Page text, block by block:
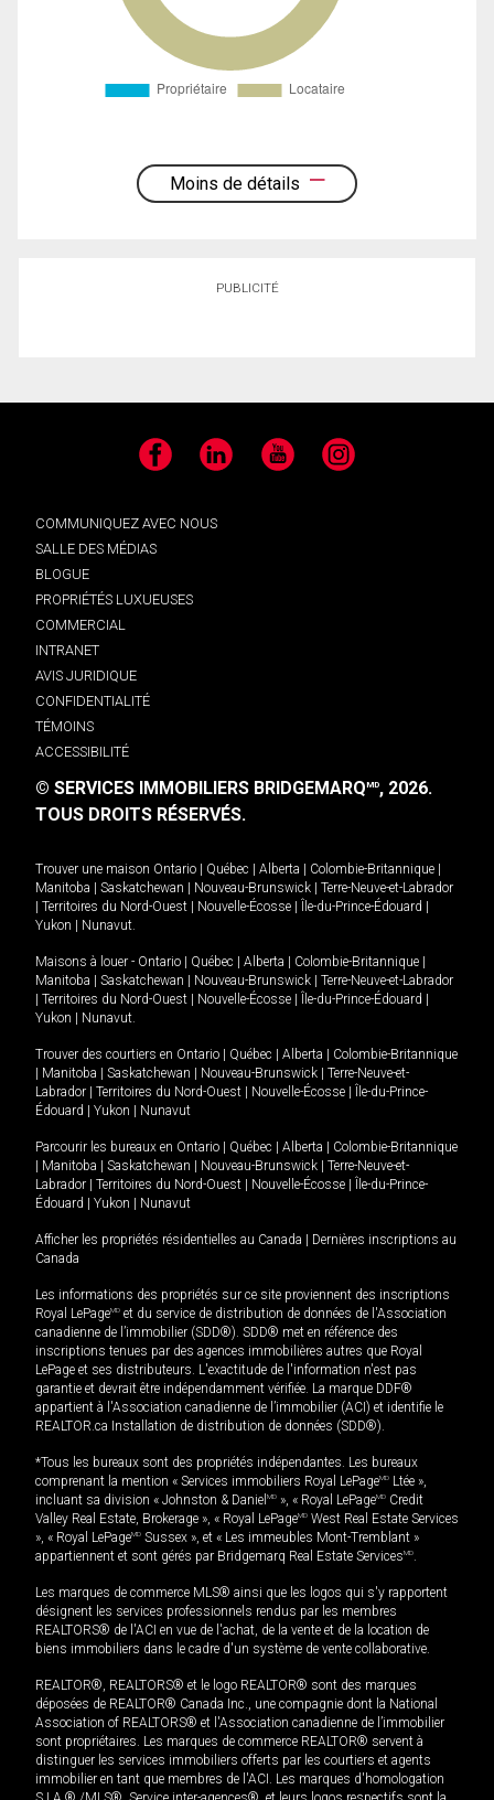
Moins de détails
PUBLICITÉ
Facebook LinkedIn YouTube Instagram
COMMUNIQUEZ AVEC NOUS
SALLE DES MÉDIAS
BLOGUE
PROPRIÉTÉS LUXUEUSES
COMMERCIAL
INTRANET
AVIS JURIDIQUE
CONFIDENTIALITÉ
TÉMOINS
ACCESSIBILITÉ
© SERVICES IMMOBILIERS BRIDGEMARQMD, 2026.
TOUS DROITS RÉSERVÉS.
Trouver une maison Ontario Québec Alberta Colombie-Britannique
Manitoba
Saskatchewan Nouveau-Brunswick
Terre-Neuve-et-Labrador
Territoires du Nord-Ouest Nouvelle-Écosse Île-du-Prince-Édouard
Yukon
Nunavut.
Maisons à louer - Ontario Québec Alberta Colombie-Britannique
Manitoba
Saskatchewan Nouveau-Brunswick
Terre-Neuve-et-Labrador
Territoires du Nord-Ouest Nouvelle-Écosse Île-du-Prince-Édouard
Yukon
Nunavut.
Trouver des courtiers en Ontario Québec Alberta
Colombie-Britannique
Manitoba Saskatchewan Nouveau-Brunswick
Terre-Neuve-et-
Labrador
Territoires du Nord-Ouest Nouvelle-Écosse
Île-du-Prince-
Édouard
Yukon Nunavut
Parcourir les bureaux en Ontario Québec Alberta
Colombie-Britannique
Manitoba Saskatchewan Nouveau-Brunswick
Terre-Neuve-et-
Labrador
Territoires du Nord-Ouest Nouvelle-Écosse
Île-du-Prince-
Édouard
Yukon Nunavut
Afficher les propriétés résidentielles au Canada
Dernières inscriptions au
Canada
Les informations des propriétés sur ce site proviennent des inscriptions
Royal LePageMD et du service de distribution de données de l'Association
canadienne de l’immobilier (SDD®). SDD® met en référence des
inscriptions tenues par des agences immobilières autres que Royal
LePage et ses distributeurs. L'exactitude de l'information n'est pas
garantie et devrait être indépendamment vérifiée. La marque DDF®
appartient à l'Association canadienne de l’immobilier (ACI) et identifie le
REALTOR.ca Installation de distribution de données (SDD®).
*Tous les bureaux sont des propriétés indépendantes. Les bureaux
comprenant la mention « Services immobiliers Royal LePageMD Ltée »,
incluant sa division « Johnston & Daniel MD », « Royal LePageMD Credit
Valley Real Estate, Brokerage », « Royal LePageMD West Real Estate Services
», « Royal LePageMD Sussex », et « Les immeubles Mont-Tremblant »
appartiennent et sont gérés par Bridgemarq Real Estate ServicesMD.
Les marques de commerce MLS® ainsi que les logos qui s'y rapportent
désignent les services professionnels rendus par les membres
REALTORS® de l'ACI en vue de l'achat, de la vente et de la location de
biens immobiliers dans le cadre d'un système de vente collaborative.
REALTOR®, REALTORS® et le logo REALTOR® sont des marques
déposées de REALTOR® Canada Inc., une compagnie dont la National
Association of REALTORS® et l'Association canadienne de l’immobilier
sont propriétaires. Les marques de commerce REALTOR® servent à
distinguer les services immobiliers offerts par les courtiers et agents
immobilier en tant que membres de l'ACI. Les marques d'homologation